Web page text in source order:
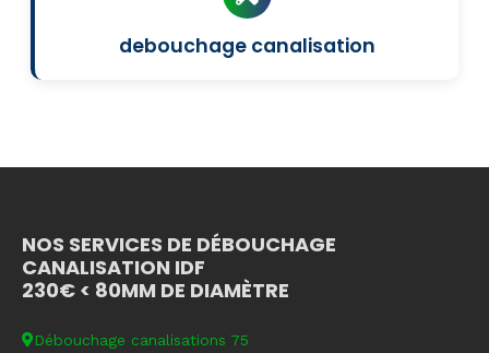
debouchage canalisation
NOS SERVICES DE DÉBOUCHAGE
CANALISATION IDF
230€ < 80MM DE DIAMÈTRE
Débouchage canalisations 75